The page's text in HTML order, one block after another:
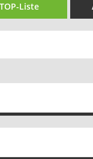
TOP-Liste